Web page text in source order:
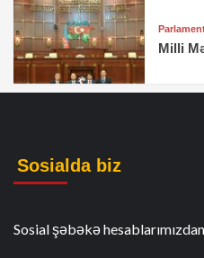
Milli
Sosialda biz
Sosial şəbəkə